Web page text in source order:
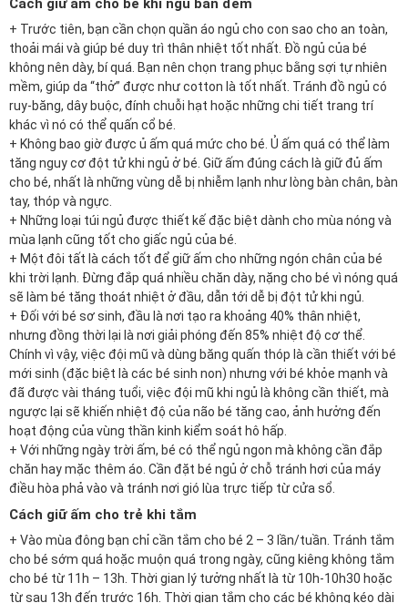
Cách giữ ấm cho bé khi ngủ ban đêm
+ Trước tiên, bạn cần chọn quần áo ngủ cho con sao cho an toàn,
thoải mái và giúp bé duy trì thân nhiệt tốt nhất. Đồ ngủ của bé
không nên dày, bí quá. Bạn nên chọn trang phục bằng sợi tự nhiên
mềm, giúp da “thở” được như cotton là tốt nhất. Tránh đồ ngủ có
ruy-băng, dây buộc, đính chuỗi hạt hoặc những chi tiết trang trí
khác vì nó có thể quấn cổ bé.
+ Không bao giờ được ủ ấm quá mức cho bé. Ủ ấm quá có thể làm
tăng nguy cơ đột tử khi ngủ ở bé. Giữ ấm đúng cách là giữ đủ ấm
cho bé, nhất là những vùng dễ bị nhiễm lạnh như lòng bàn chân, bàn
tay, thóp và ngực.
+ Những loại túi ngủ được thiết kế đặc biệt dành cho mùa nóng và
mùa lạnh cũng tốt cho giấc ngủ của bé.
+ Một đôi tất là cách tốt để giữ ấm cho những ngón chân của bé
khi trời lạnh. Đừng đắp quá nhiều chăn dày, nặng cho bé vì nóng quá
sẽ làm bé tăng thoát nhiệt ở đầu, dẫn tới dễ bị đột tử khi ngủ.
+ Đối với bé sơ sinh, đầu là nơi tạo ra khoảng 40% thân nhiệt,
nhưng đồng thời lại là nơi giải phóng đến 85% nhiệt độ cơ thể.
Chính vì vậy, việc đội mũ và dùng băng quấn thóp là cần thiết với bé
mới sinh (đặc biệt là các bé sinh non) nhưng với bé khỏe mạnh và
đã được vài tháng tuổi, việc đội mũ khi ngủ là không cần thiết, mà
ngược lại sẽ khiến nhiệt độ của não bé tăng cao, ảnh hưởng đến
hoạt động của vùng thần kinh kiểm soát hô hấp.
+ Với những ngày trời ấm, bé có thể ngủ ngon mà không cần đắp
chăn hay mặc thêm áo. Cần đặt bé ngủ ở chỗ tránh hơi của máy
điều hòa phả vào và tránh nơi gió lùa trực tiếp từ cửa sổ.
Cách giữ ấm cho trẻ khi tắm
+ Vào mùa đông bạn chỉ cần tắm cho bé 2 – 3 lần/tuần. Tránh tắm
cho bé sớm quá hoặc muộn quá trong ngày, cũng kiêng không tắm
cho bé từ 11h – 13h. Thời gian lý tưởng nhất là từ 10h-10h30 hoặc
từ sau 13h đến trước 16h. Thời gian tắm cho các bé không kéo dài